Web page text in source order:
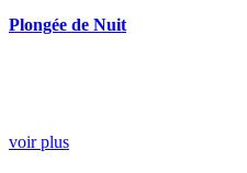
Plongée de Nuit
voir plus